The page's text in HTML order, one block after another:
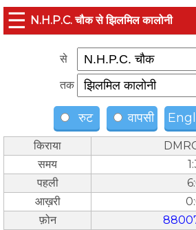
☰ N.H.P.C. चौक से झिलमिल कालोनी
से
तक
रुट वापसी
किराया
समय
पहली
आख़री
फ़ोन